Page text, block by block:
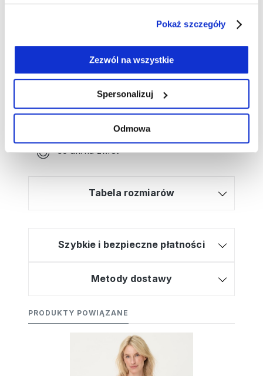
Pokaż szczegóły
Zezwól na wszystkie
Spersonalizuj
Odmowa
poliester
Potrzebujesz wsparcia przy tworzeniu
zamówienia?
Kliknij tutaj, a poprowadzimy Cię krok po
kroku!
30 dni na zwrot
Tabela rozmiarów
Szybkie i bezpieczne płatności
Metody dostawy
PRODUKTY POWIĄZANE